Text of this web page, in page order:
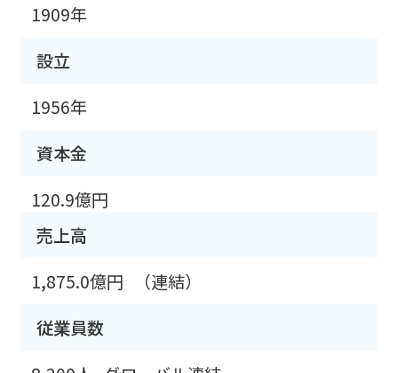
1909年
設立
1956年
資本金
120.9億円
売上高
1,875.0億円
（連結）
従業員数